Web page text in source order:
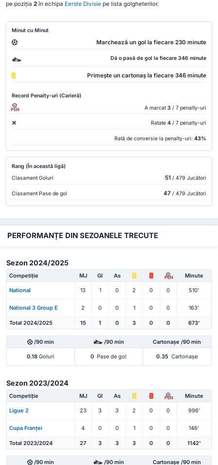
pe poziția 2în echipa Eerste Divisiepe lista golgheterilor.
Minut cu Minut
Marchează un gol la fiecare 230 minute
Dă o pasă de gol la fiecare 346 minute
Primește un cartonaș la fiecare 346 minute
Record Penalty-uri (Carieră)
PEN A marcat 3 / 7 penalty-uri
Ratate 4 / 7 penalty-uri
Rată de conversie la penalty-uri: 43%
Rang (În această ligă)
Clasament Goluri
51 / 479 Jucători
Clasament Pase de gol 47/ 479 Jucători
PERFORMANȚE DIN SEZOANELE TRECUTE
Sezon 2024/2025
Competiție MJ Gl As PEN Minute
National 13 1 0 2 0 0 510'
National 3 Group E 2 0 0 1 0 0 163'
Total 2024/2025 15 1 0 3 0 0 673'
/90 min /90 min Cartonașe /90 min
0.18Goluri 0 Pase de gol 0.35 Cartonașe
Sezon 2023/2024
Competiție MJ Gl As PEN Minute
Ligue 2 23 3 3 2 0 0 996'
Cupa Franței 4 0 0 1 0 0 146'
Total 2023/2024 27 3 3 3 0 0 1142'
/90 min /90 min Cartonașe /90 min